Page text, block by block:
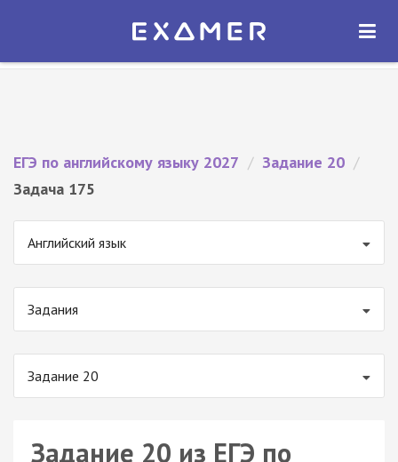
Экзамер — ЕГЭ 2027
ОТКРЫТЬ
ЕГЭ по английскому языку 2027 / Задание 20 /
Задача 175
Английский язык
Задания
Задание 20
Задание 20 из ЕГЭ по